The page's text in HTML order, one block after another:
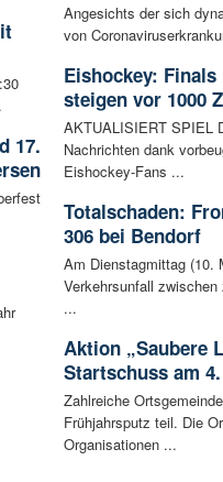
17.
Angesichts der sich
von
Eishockey:
steigen vor 1000
AKTUALISIERT SPIEL
Nachrichten dank
Eishockey-Fans ...
Totalschaden:
306 bei Bendorf
Am Dienstagmittag (10.
Verkehrsunfall
...
Aktion „Saubere
Startschuss am
Zahlreiche
Frühjahrsputz teil. Die
Organisationen ...